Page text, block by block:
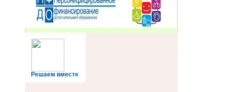
Решаем вместе